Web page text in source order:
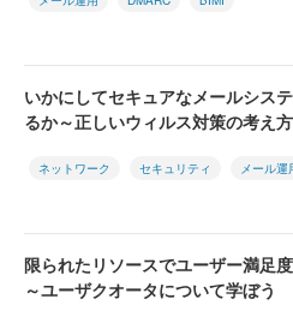
いかにしてセキュアなメールシス
るか～正しいウィルス対策の考え方
ネットワーク セキュリティ メール運
限られたリソースでユーザー満足
～ユーザクオータについて学ぼう